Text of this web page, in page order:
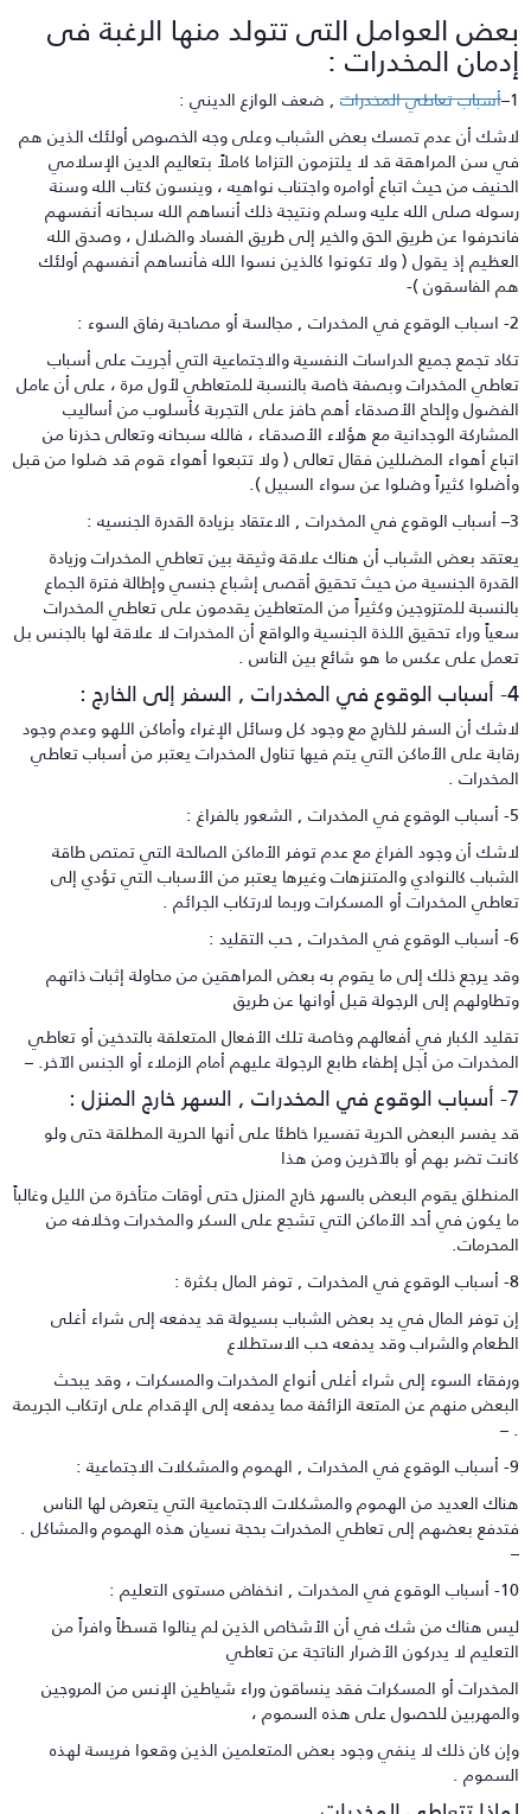
العوامل التى تتولد منها الرغبة فى
المخدرات :
أسباب تعاطي المخدرات, ضعف الوازع الديني :
أن عدم تمسك بعض الشباب وعلى وجه الخصوص أولئك الذين هم
سن المراهقة قد لا يلتزمون التزاما كاملاً بتعاليم الدين الإسلامي
من حيث اتباع أوامره واجتناب نواهيه ، وينسون كتاب الله وسنة
صلى الله عليه وسلم ونتيجة ذلك أنساهم الله سبحانه أنفسهم
عن طريق الحق والخير إلى طريق الفساد والضلال ، وصدق الله
إذ يقول ( ولا تكونوا كالذين نسوا الله فأنساهم أنفسهم أولئك
الفاسقون )-
تجمع جميع الدراسات النفسية والاجتماعية التي أجريت على أسباب
المخدرات وبصفة خاصة بالنسبة للمتعاطي لأول مرة ، على أن عامل
وإلحاح الأصدقاء أهم حافز على التجربة كأسلوب من أساليب
الوجدانية مع هؤلاء الأصدقـاء ، فالله سبحانه وتعالى حذرنا من
أهواء المضللين فقال تعالى ( ولا تتبعوا أهواء قوم قد ضلوا من قبل
كثيراً وضلوا عن سواء السبيل ).
بعض الشباب أن هناك علاقة وثيقة بين تعاطي المخدرات وزيادة
الجنسية من حيث تحقيق أقصى إشباع جنسي وإطالة فترة الجماع
للمتزوجين وكثيراً من المتعاطين يقدمون على تعاطي المخدرات
وراء تحقيق اللذة الجنسية والواقع أن المخدرات لا علاقة لها بالجنس بل
على عكس ما هو شائع بين الناس .
أن السفر للخارج مع وجود كل وسائل الإغراء وأماكن اللهو وعدم وجود
على الأماكن التي يتم فيها تناول المخدرات يعتبر من أسباب تعاطي
.
أن وجود الفراغ مع عدم توفر الأماكن الصالحة التي تمتص طاقة
كالنوادي والمتنزهات وغيرها يعتبر من الأسباب التي تؤدي إلى
المخدرات أو المسكرات وربما لارتكاب الجرائم .
يرجع ذلك إلى ما يقوم به بعض المراهقين من محاولة إثبات ذاتهم
إلى الرجولة قبل أوانها عن طريق
الكبار في أفعالهم وخاصة تلك الأفعال المتعلقة بالتدخين أو تعاطي
من أجل إطفاء طابع الرجولة عليهم أمام الزملاء أو الجنس الآخر. –
يفسر البعض الحرية تفسيرا خاطئا على أنها الحرية المطلقة حتى ولو
تضر بهم أو بالآخرين ومن هذا
يقوم البعض بالسهر خارج المنزل حتى أوقات متأخرة من الليل وغالباً
يكون في أحد الأماكن التي تشجع على السكر والمخدرات وخلافه من
توفر المال في يد بعض الشباب بسيولة قد يدفعه إلى شراء أغلى
والشراب وقد يدفعه حب الاستطلاع
السوء إلى شراء أغلى أنواع المخدرات والمسكرات ، وقد يبحث
منهم عن المتعة الزائفة مما يدفعه إلى الإقدام على ارتكاب الجريمة
العديد من الهموم والمشكلات الاجتماعية التي يتعرض لها الناس
بعضهم إلى تعاطي المخدرات بحجة نسيان هذه الهموم والمشاكل .
مستوى التعليم :
هناك من شك في أن الأشخاص الذين لم ينالوا قسطاً وافراً من
لا يدركون الأضرار الناتجة عن تعاطي
أو المسكرات فقد ينساقون وراء شياطين الإنس من المروجين
للحصول على هذه السموم ،
كان ذلك لا ينفي وجود بعض المتعلمين الذين وقعوا فريسة لهذه
.